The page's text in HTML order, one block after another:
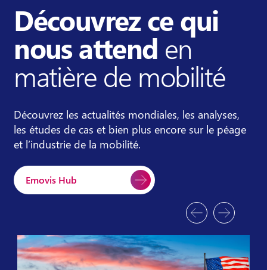
Découvrez ce qui
nous attend en
matière de mobilité
Découvrez les actualités mondiales, les analyses,
les études de cas et bien plus encore sur le péage
et l’industrie de la mobilité.
Emovis Hub